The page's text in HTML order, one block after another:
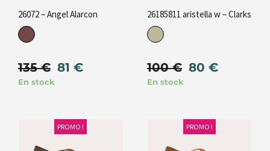
26072 – Angel Alarcon
135€ 81 €
En stock
26185811 aristella w – Clarks
100€ 80 €
En stock
PROMO ! PROMO !